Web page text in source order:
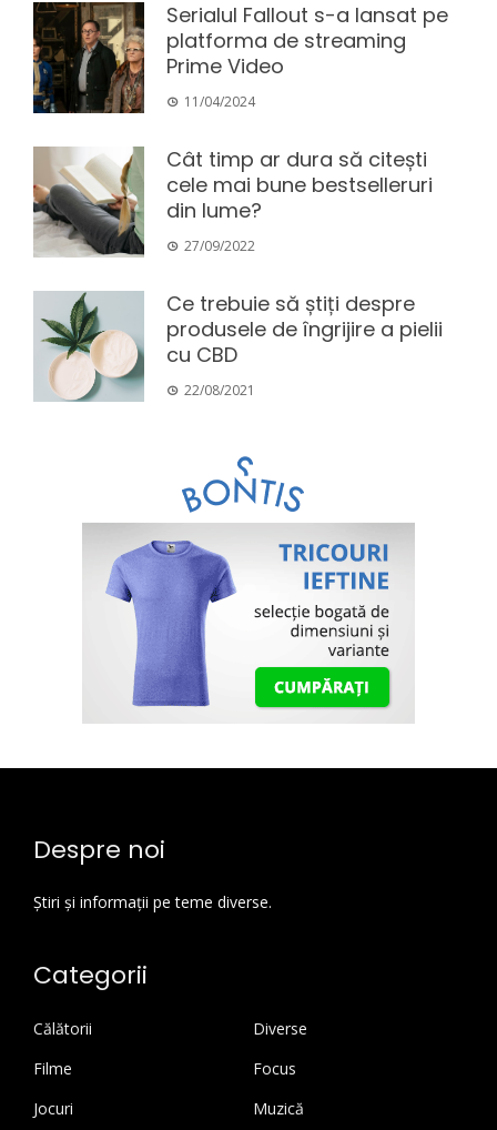
Serialul Fallout s-a lansat pe
platforma de streaming
Prime Video
11/04/2024
Cât timp ar dura să citești
cele mai bune bestselleruri
din lume?
27/09/2022
Ce trebuie să știți despre
produsele de îngrijire a pielii
cu CBD
22/08/2021
Despre noi
Știri și informații pe teme diverse.
Categorii
Călătorii
Diverse
Filme
Focus
Jocuri
Muzică